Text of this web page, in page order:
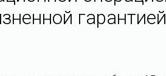
гарантией